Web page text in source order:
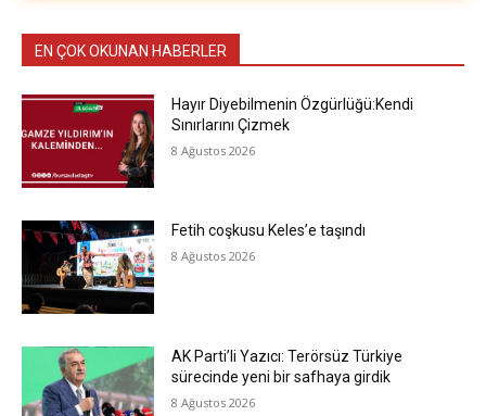
EN ÇOK OKUNAN HABERLER
Hayır Diyebilmenin Özgürlüğü:Kendi
Sınırlarını Çizmek
8 Ağustos 2026
Fetih coşkusu Keles’e taşındı
8 Ağustos 2026
AK Parti’li Yazıcı: Terörsüz Türkiye
sürecinde yeni bir safhaya girdik
8 Ağustos 2026